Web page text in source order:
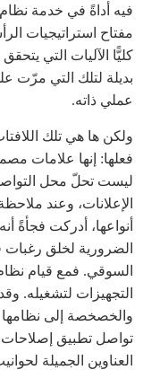
فيه أداةً في خدمة
مفتاح استراتيجيات
كليًّا الآليات التي
بديلة لتلك التي مرّت
عملي ذاته.
ولكن ها هي تلك
فعلها: إنها علامات
ليست تحلّ محل التواصل
الإعلانات، وعند
أنواعها، أدركت فجأةً
الضرورية لخلق رغبات
السوقي. فمع قيام
التجهيزات لتشغيله.
والخصخصة إلى نظامها
تواصل تطبيق إصلاحات
العناوين الجميلة